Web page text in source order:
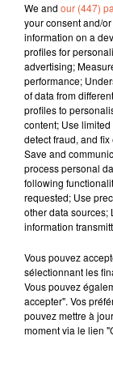
À LA UNE
We and our (447)
your consent and/
information on a
profiles for
advertising;
performance;
of data from
profiles to
content; Use
detect fraud, and
Save and
process personal
following
requested; Use
other data sources;
information
Vous pouvez
sélectionnant les
Vous pouvez
accepter". Vos
pouvez mettre à
moment via le lien